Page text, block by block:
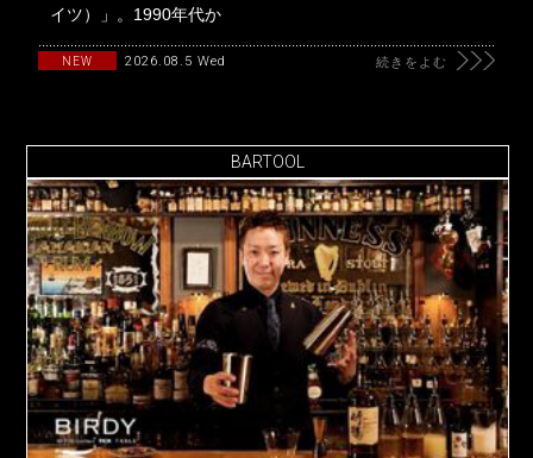
イツ）」。1990年代か
NEW 2026.08.5 Wed 続きをよむ
BARTOOL